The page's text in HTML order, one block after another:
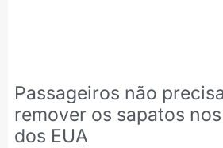
Passageiros não
remover os sapatos
dos EUA